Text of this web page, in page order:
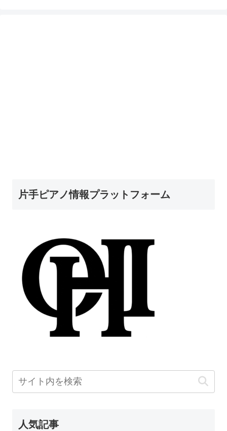
片手ピアノ情報プラットフォーム
人気記事